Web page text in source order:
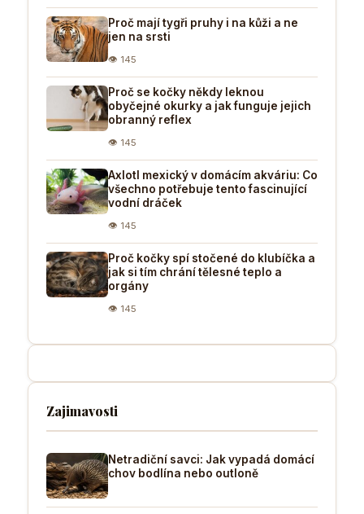
Proč mají tygři pruhy i na kůži a ne
jen na srsti
👁 145
Proč se kočky někdy leknou
obyčejné okurky a jak funguje jejich
obranný reflex
👁 145
Axlotl mexický v domácím akváriu: Co
všechno potřebuje tento fascinující
vodní dráček
👁 145
Proč kočky spí stočené do klubíčka a
jak si tím chrání tělesné teplo a
orgány
👁 145
Zajimavosti
Netradiční savci: Jak vypadá domácí
chov bodlína nebo outloně